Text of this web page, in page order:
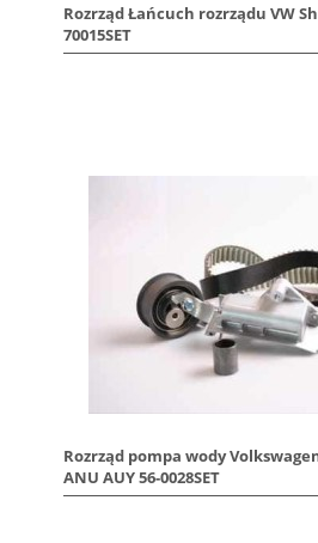
Rozrząd Łańcuch rozrządu VW
70015SET
Rozrząd pompa wody
ANU AUY 56-0028SET